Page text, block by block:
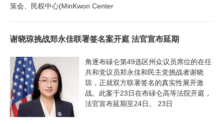
策会、民权中心(MinKwon Center
谢晓琼挑战郑永佳联署签名案开庭 法官宣布延期
角逐布碌仑第49选区州众议员席位的在任
共和党议员郑永佳和民主党挑战者谢晓
琼，正就双方联署签名的真实性展开激
战。此案于23日在布碌仑高等法院开庭，
法官宣布延期至24日。 23日